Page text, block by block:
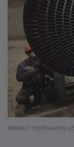
Ремонт турбинного